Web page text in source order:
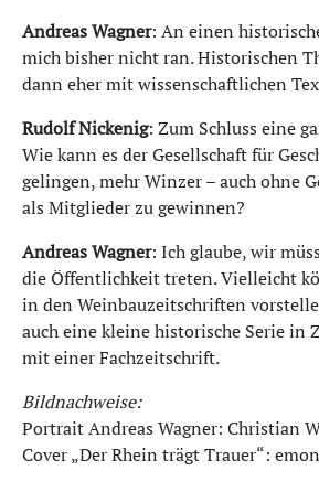
Andreas Wagner: An einen
mich bisher nicht ran. Historischen
dann eher mit wissenschaftlichen
Rudolf Nickenig: Zum Schluss eine
Wie kann es der Gesellschaft für
gelingen, mehr Winzer – auch ohne
als Mitglieder zu gewinnen?
Andreas Wagner: Ich glaube, wir
die Öffentlichkeit treten. Vielleicht
in den Weinbauzeitschriften
auch eine kleine historische Serie in
mit einer Fachzeitschrift.
Bildnachweise:
Portrait Andreas Wagner: Christian
Cover „Der Rhein trägt Trauer“: